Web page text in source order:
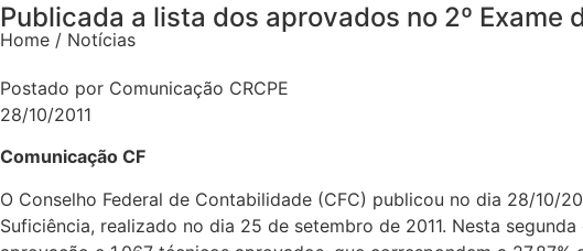
Publicada a lista dos aprovados no 2º Exame
Home / Notícias
Postado por Comunicação CRCPE
28/10/2011
Comunicação CF
O Conselho Federal de Contabilidade (CFC) publicou no dia 28/10/
Suficiência, realizado no dia 25 de setembro de 2011. Nesta